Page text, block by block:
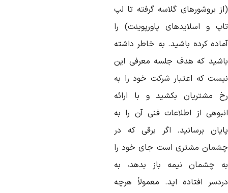
بروشورهای گلاسه گرفته تا لپ
و اسلایدهای پاورپوینت) را
کرده باشید. به خاطر داشته
که هدف جلسه معرفی این
که اعتبار شرکت خود را به
مشتریان بکشید و با ارائه
از اطلاعات فنی آن را به
برسانید. اگر برقی که در
مشتری است جای خود را
چشمان نیمه باز بدهد، به
افتاده اید. معمولاً هرچه